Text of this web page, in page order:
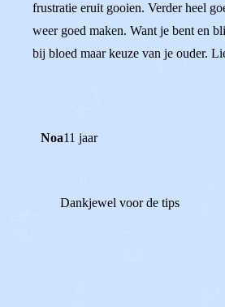
frustratie eruit gooien. Verder heel
weer goed maken. Want je bent en
bij bloed maar keuze van je ouder.
Noa11 jaar
Dankjewel voor de tips